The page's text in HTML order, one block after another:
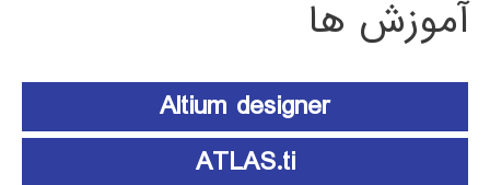
آموزش ها
Altium designer
ATLAS.ti